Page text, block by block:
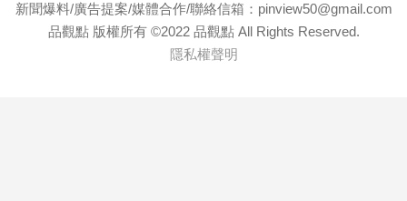
新聞爆料/廣告提案/媒體合作/聯絡信箱：pinview50@gmail.com
品觀點 版權所有 ©2022 品觀點 All Rights Reserved.
隱私權聲明